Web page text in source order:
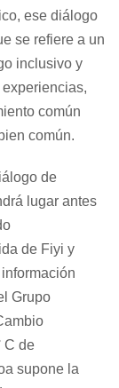
ese diálogo
se refiere a un
inclusivo y
común
común.
de
lugar antes
de Fiyi y
Grupo
C de
supone la